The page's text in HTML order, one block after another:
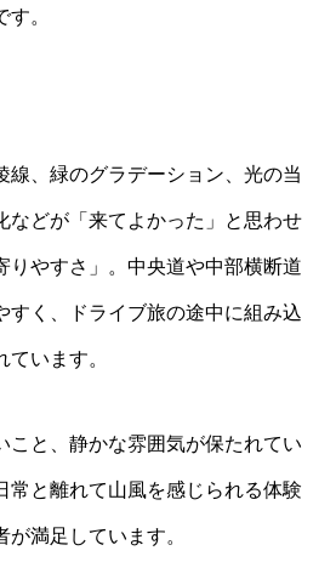
。
線、緑のグラデーション、光の当
などが「来てよかった」と思わせ
りやすさ」。中央道や中部横断道
すく、ドライブ旅の途中に組み込
います。
こと、静かな雰囲気が保たれてい
常と離れて山風を感じられる体験
満足しています。